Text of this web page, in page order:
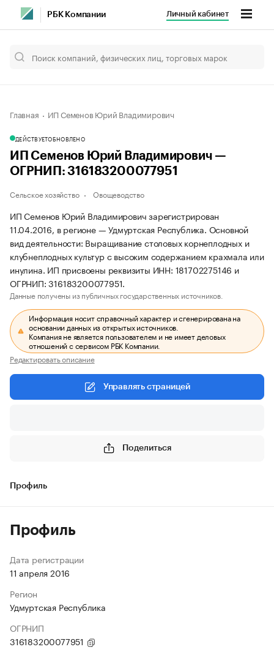
РБК Компании Личный кабинет
Главная ИП Семенов Юрий Владимирович
ДЕЙСТВУЕТОБНОВЛЕНО
ИП Семенов Юрий Владимирович —
ОГРНИП: 316183200077951
Сельское хозяйство Овощеводство
ИП Семенов Юрий Владимирович зарегистрирован
11.04.2016, в регионе — Удмуртская Республика. Основной
вид деятельности: Выращивание столовых корнеплодных и
клубнеплодных культур с высоким содержанием крахмала или
инулина. ИП присвоены реквизиты ИНН: 181702275146 и
ОГРНИП: 316183200077951.
Данные получены из публичных государственных источников.
Информация носит справочный характер и сгенерирована на
основании данных из открытых источников.
Компания не является пользователем и не имеет деловых
отношений с сервисом РБК Компании.
Редактировать описание
Управлять страницей
Поделиться
Профиль
Профиль
Дата регистрации
11 апреля 2016
Регион
Удмуртская Республика
ОГРНИП
316183200077951